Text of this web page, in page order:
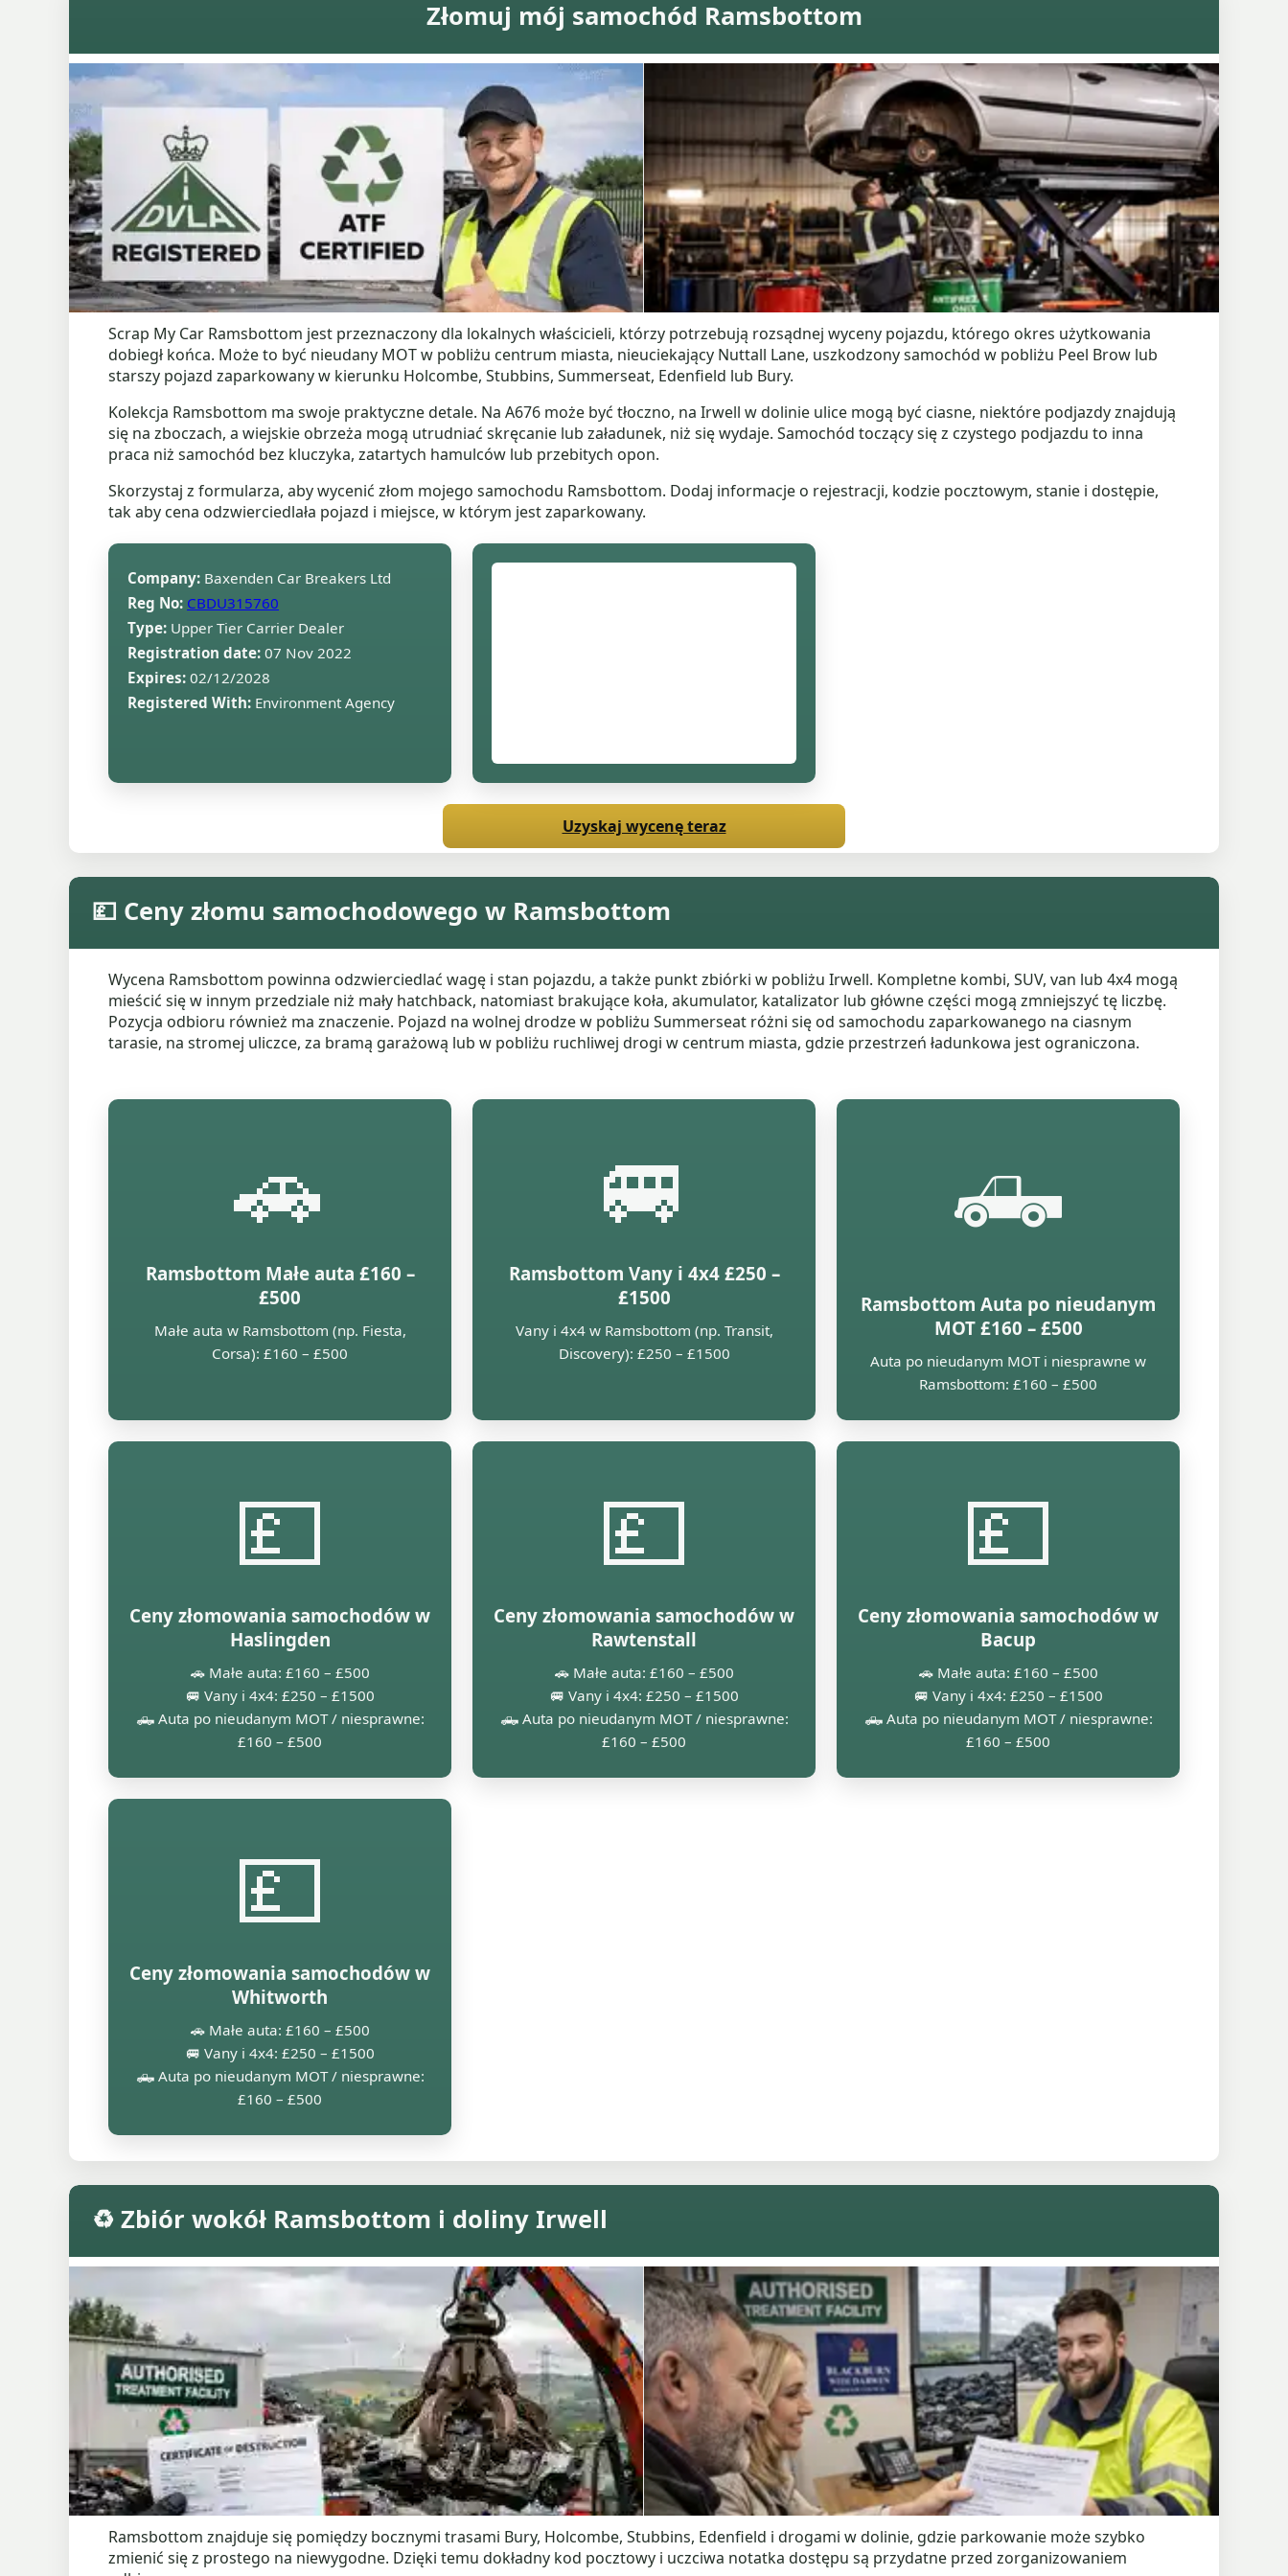
Złomuj mój samochód Ramsbottom
Scrap My Car Ramsbottom jest przeznaczony dla lokalnych właścicieli, którzy potrzebują rozsądnej wyceny pojazdu, którego okres użytkowania
dobiegł końca. Może to być nieudany MOT w pobliżu centrum miasta, nieuciekający Nuttall Lane, uszkodzony samochód w pobliżu Peel Brow lub
starszy pojazd zaparkowany w kierunku Holcombe, Stubbins, Summerseat, Edenfield lub Bury.
Kolekcja Ramsbottom ma swoje praktyczne detale. Na A676 może być tłoczno, na Irwell w dolinie ulice mogą być ciasne, niektóre podjazdy znajdują
się na zboczach, a wiejskie obrzeża mogą utrudniać skręcanie lub załadunek, niż się wydaje. Samochód toczący się z czystego podjazdu to inna
praca niż samochód bez kluczyka, zatartych hamulców lub przebitych opon.
Skorzystaj z formularza, aby wycenić złom mojego samochodu Ramsbottom. Dodaj informacje o rejestracji, kodzie pocztowym, stanie i dostępie,
tak aby cena odzwierciedlała pojazd i miejsce, w którym jest zaparkowany.
Company: Baxenden Car Breakers Ltd
Reg No: CBDU315760
Type: Upper Tier Carrier Dealer
Registration date: 07 Nov 2022
Expires: 02/12/2028
Registered With: Environment Agency
Uzyskaj wycenę teraz
💷 Ceny złomu samochodowego w Ramsbottom
Wycena Ramsbottom powinna odzwierciedlać wagę i stan pojazdu, a także punkt zbiórki w pobliżu Irwell. Kompletne kombi, SUV, van lub 4x4 mogą
mieścić się w innym przedziale niż mały hatchback, natomiast brakujące koła, akumulator, katalizator lub główne części mogą zmniejszyć tę liczbę.
Pozycja odbioru również ma znaczenie. Pojazd na wolnej drodze w pobliżu Summerseat różni się od samochodu zaparkowanego na ciasnym
tarasie, na stromej uliczce, za bramą garażową lub w pobliżu ruchliwej drogi w centrum miasta, gdzie przestrzeń ładunkowa jest ograniczona.
🚗
Ramsbottom Małe auta £160 –
£500
Małe auta w Ramsbottom (np. Fiesta,
Corsa): £160 – £500
🚐
Ramsbottom Vany i 4x4 £250 –
£1500
Vany i 4x4 w Ramsbottom (np. Transit,
Discovery): £250 – £1500
🛻
Ramsbottom Auta po nieudanym
MOT £160 – £500
Auta po nieudanym MOT i niesprawne w
Ramsbottom: £160 – £500
💷
Ceny złomowania samochodów w
Haslingden
🚗 Małe auta: £160 – £500
🚐 Vany i 4x4: £250 – £1500
🛻 Auta po nieudanym MOT / niesprawne:
£160 – £500
💷
Ceny złomowania samochodów w
Rawtenstall
🚗 Małe auta: £160 – £500
🚐 Vany i 4x4: £250 – £1500
🛻 Auta po nieudanym MOT / niesprawne:
£160 – £500
💷
Ceny złomowania samochodów w
Bacup
🚗 Małe auta: £160 – £500
🚐 Vany i 4x4: £250 – £1500
🛻 Auta po nieudanym MOT / niesprawne:
£160 – £500
💷
Ceny złomowania samochodów w
Whitworth
🚗 Małe auta: £160 – £500
🚐 Vany i 4x4: £250 – £1500
🛻 Auta po nieudanym MOT / niesprawne:
£160 – £500
♻️ Zbiór wokół Ramsbottom i doliny Irwell
Ramsbottom znajduje się pomiędzy bocznymi trasami Bury, Holcombe, Stubbins, Edenfield i drogami w dolinie, gdzie parkowanie może szybko
zmienić się z prostego na niewygodne. Dzięki temu dokładny kod pocztowy i uczciwa notatka dostępu są przydatne przed zorganizowaniem